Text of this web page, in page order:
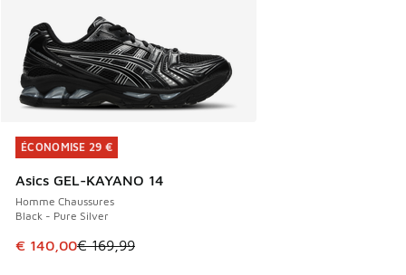
ÉCONOMISE 29 €
Asics GEL-KAYANO 14
Homme Chaussures
Black - Pure Silver
Cet article est en promotion. Prix en baisse de € 169,99 à
€ 140,00€ 169,99
ÉCONOMISE 29 €